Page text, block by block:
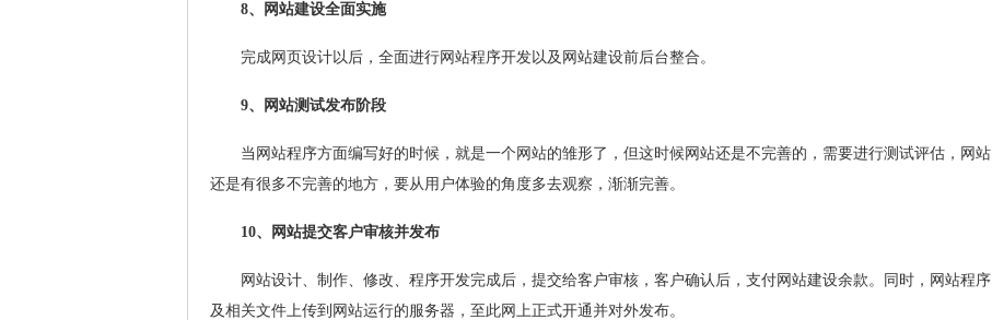
8、网站建设全面实施
完成网页设计以后，全面进行网站程序开发以及网站建设前后台整合。
9、网站测试发布阶段
当网站程序方面编写好的时候，就是一个网站的雏形了，但这时候网站还是不完善的，需要进行测试评估，网站
还是有很多不完善的地方，要从用户体验的角度多去观察，渐渐完善。
10、网站提交客户审核并发布
网站设计、制作、修改、程序开发完成后，提交给客户审核，客户确认后，支付网站建设余款。同时，网站程序
及相关文件上传到网站运行的服务器，至此网上正式开通并对外发布。